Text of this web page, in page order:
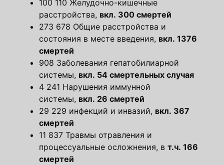
100 110 Желудочно-кишечные
расстройства, вкл. 300 смертей
273 678 Общие расстройства и
состояния в месте введения, вкл. 1376
смертей
908 Заболевания гепатобилиарной
системы, вкл. 54 смертельных случая
4 241 Нарушения иммунной
системы, вкл. 26 смертей
29 229 инфекций и инвазий, вкл. 367
смертей
11 837 Травмы отравления и
процессуальные осложнения, в т.ч. 166
смертей